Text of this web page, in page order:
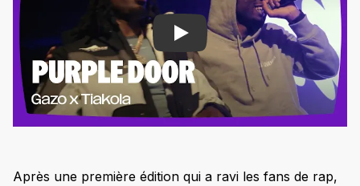
Play
Après une première édition qui a ravi les fans de rap,